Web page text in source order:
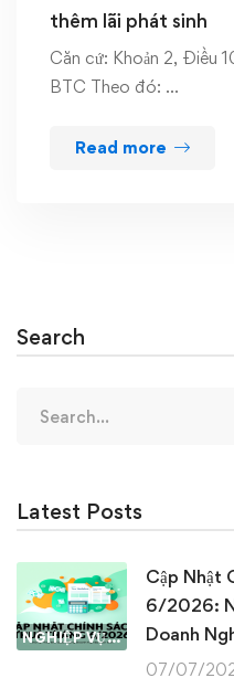
thêm lãi phát sinh
Căn cứ: Khoản 2, Điều
BTC Theo đó: …
Read more
Search
for:
Latest Posts
NGHIỆP VỤ KẾ TOÁN & THUẾ
Cập Nhật
6/2026:
Doanh
07/07/